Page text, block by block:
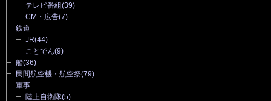
テレビ番組(39)
CM・広告(7)
鉄道
JR(44)
ことでん(9)
船(36)
民間航空機・航空祭(79)
軍事
陸上自衛隊(5)